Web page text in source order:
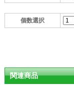
個数選択
関連商品